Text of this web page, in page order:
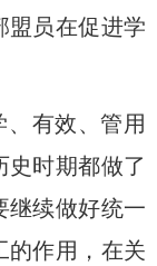
盟员在促进学
有效、管用
史时期都做了
继续做好统一
的作用，在关